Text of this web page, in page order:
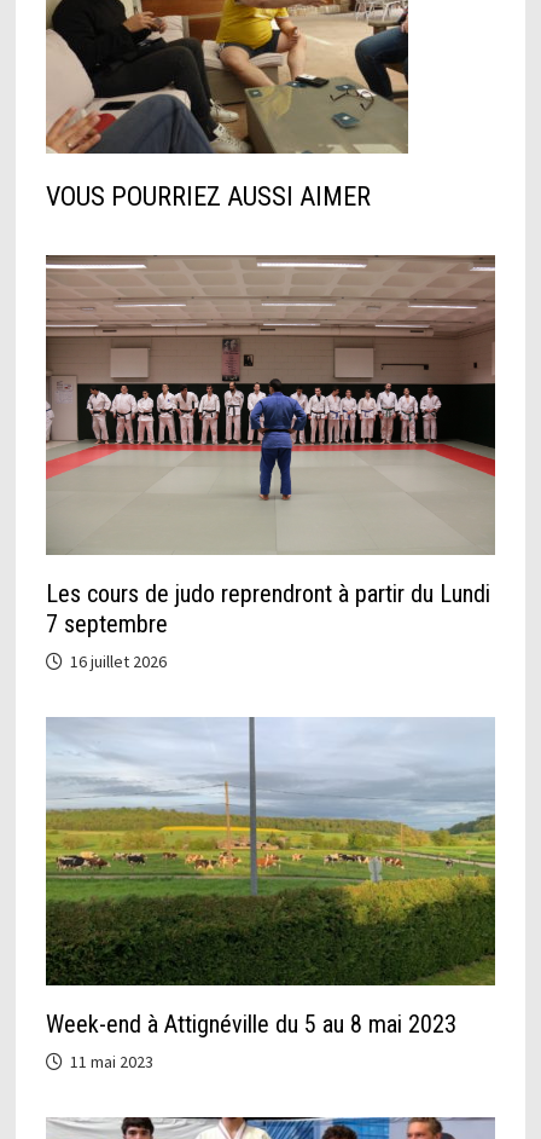
VOUS POURRIEZ AUSSI AIMER
Les cours de judo reprendront à partir du Lundi
7 septembre
16 juillet 2026
Week-end à Attignéville du 5 au 8 mai 2023
11 mai 2023